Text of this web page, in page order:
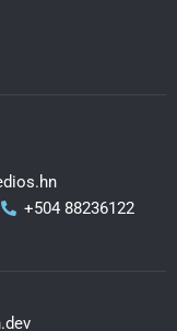
+504 88236122